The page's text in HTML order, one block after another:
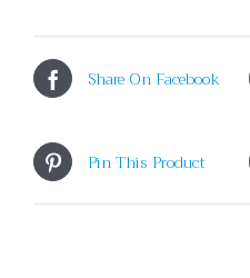
Share On Facebook
Pin This Product